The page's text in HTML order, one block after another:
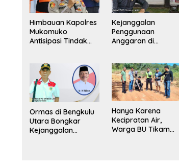
Himbauan Kapolres
Mukomuko
Antisipasi Tindak
Orang
Kejanggalan
Penggunaan
Anggaran di
Bakal Dibongkar
Ormas di Bengkulu
Utara Bongkar
Kejanggalan
Hanya Karena
Kecipratan Air,
Warga BU Tikam